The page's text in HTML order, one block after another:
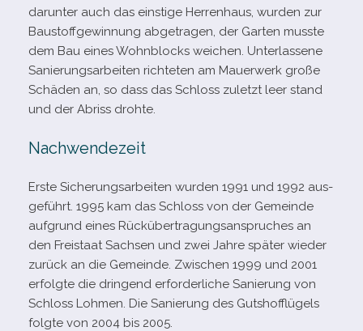
dar­un­ter auch das eins­tige Herrenhaus, wur­den zur
Baustoffgewinnung abge­tra­gen, der Garten musste
dem Bau eines Wohnblocks wei­chen. Unterlassene
Sanierungsarbeiten rich­te­ten am Mauerwerk große
Schäden an, so dass das Schloss zuletzt leer stand
und der Abriss drohte.
Nachwendezeit
Erste Sicherungsarbeiten wur­den 1991 und 1992 aus­
ge­führt. 1995 kam das Schloss von der Gemeinde
auf­grund eines Rückübertragungsanspruches an
den Freistaat Sachsen und zwei Jahre spä­ter wie­der
zurück an die Gemeinde. Zwischen 1999 und 2001
erfolgte die drin­gend erfor­der­li­che Sanierung von
Schloss Lohmen. Die Sanierung des Gutshofflügels
folgte von 2004 bis 2005.